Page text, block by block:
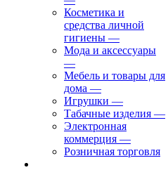
Косметика и
средства личной
гигиены —
Мода и аксессуары
—
Мебель и товары для
дома —
Игрушки —
Табачные изделия —
Электронная
коммерция —
Розничная торговля